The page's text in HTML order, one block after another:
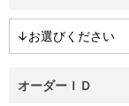
オーダーＩＤ